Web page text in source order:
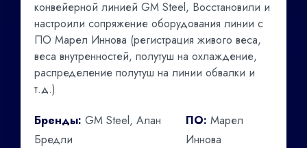
конвейерной линией GM Steel, Восстановили и
настроили сопряжение оборудования линии с
ПО Марел Иннова (регистрация живого веса,
веса внутренностей, полутуш на охлаждение,
распределение полутуш на линии обвалки и
т.д.)
Бренды: GM Steel, Алан
Бредли
ПО: Марел
Иннова